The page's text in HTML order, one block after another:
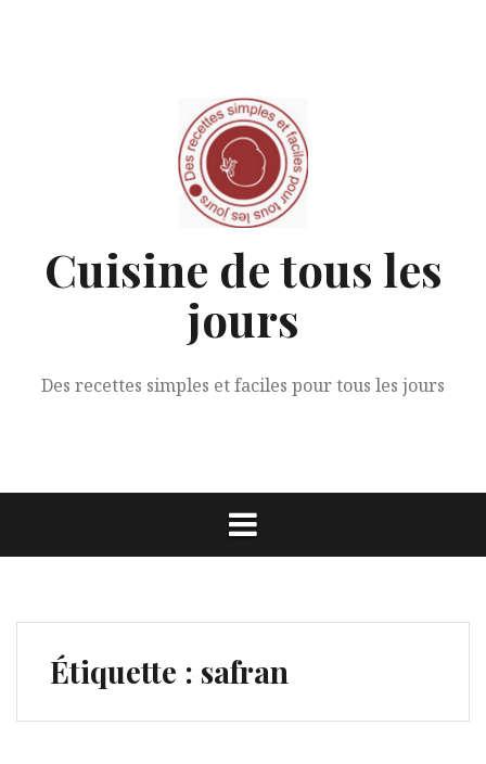
Cuisine de tous les
jours
Des recettes simples et faciles pour tous les jours
Étiquette : safran